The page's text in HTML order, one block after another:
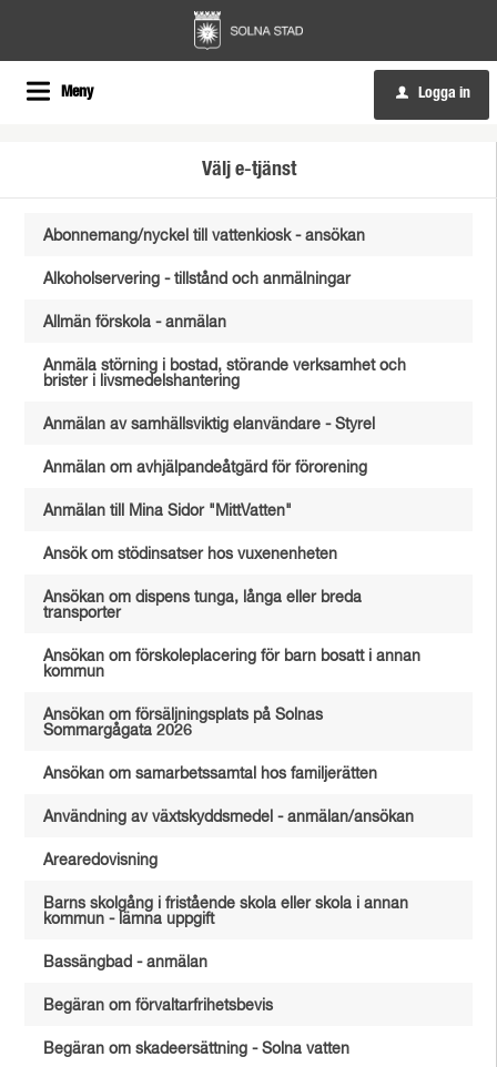
Meny u Logga in
Välj e-tjänst
Abonnemang/nyckel till vattenkiosk - ansökan
Alkoholservering - tillstånd och anmälningar
Allmän förskola - anmälan
Anmäla störning i bostad, störande verksamhet och
brister i livsmedelshantering
Anmälan av samhällsviktig elanvändare - Styrel
Anmälan om avhjälpandeåtgärd för förorening
Anmälan till Mina Sidor "MittVatten"
Ansök om stödinsatser hos vuxenenheten
Ansökan om dispens tunga, långa eller breda
transporter
Ansökan om förskoleplacering för barn bosatt i annan
kommun
Ansökan om försäljningsplats på Solnas
Sommargågata 2026
Ansökan om samarbetssamtal hos familjerätten
Användning av växtskyddsmedel - anmälan/ansökan
Arearedovisning
Barns skolgång i fristående skola eller skola i annan
kommun - lämna uppgift
Bassängbad - anmälan
Begäran om förvaltarfrihetsbevis
Begäran om skadeersättning - Solna vatten